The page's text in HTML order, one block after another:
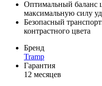
Оптимальный баланс
максимальную силу
Безопасный
контрастного цвета
Бренд
Tramp
Гарантия
12 месяцев